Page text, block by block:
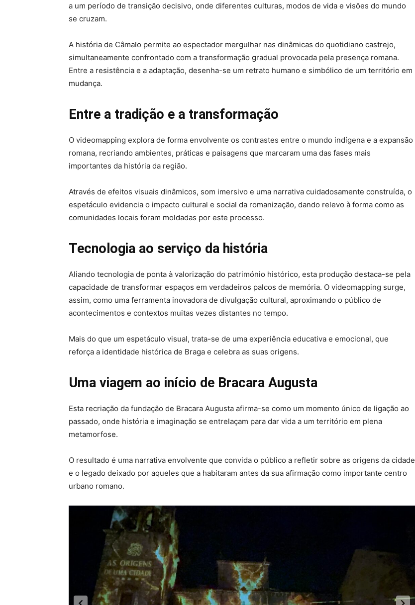
a um período de transição decisivo, onde diferentes culturas, modos de vida e visões do mundo
se cruzam.
A história de Câmalo permite ao espectador mergulhar nas dinâmicas do quotidiano castrejo,
simultaneamente confrontado com a transformação gradual provocada pela presença romana.
Entre a resistência e a adaptação, desenha-se um retrato humano e simbólico de um território em
mudança.
Entre a tradição e a transformação
O videomapping explora de forma envolvente os contrastes entre o mundo indígena e a expansão
romana, recriando ambientes, práticas e paisagens que marcaram uma das fases mais
importantes da história da região.
Através de efeitos visuais dinâmicos, som imersivo e uma narrativa cuidadosamente construída, o
espetáculo evidencia o impacto cultural e social da romanização, dando relevo à forma como as
comunidades locais foram moldadas por este processo.
Tecnologia ao serviço da história
Aliando tecnologia de ponta à valorização do património histórico, esta produção destaca-se pela
capacidade de transformar espaços em verdadeiros palcos de memória. O videomapping surge,
assim, como uma ferramenta inovadora de divulgação cultural, aproximando o público de
acontecimentos e contextos muitas vezes distantes no tempo.
Mais do que um espetáculo visual, trata-se de uma experiência educativa e emocional, que
reforça a identidade histórica de Braga e celebra as suas origens.
Uma viagem ao início de Bracara Augusta
Esta recriação da fundação de Bracara Augusta afirma-se como um momento único de ligação ao
passado, onde história e imaginação se entrelaçam para dar vida a um território em plena
metamorfose.
O resultado é uma narrativa envolvente que convida o público a refletir sobre as origens da cidade
e o legado deixado por aqueles que a habitaram antes da sua afirmação como importante centro
urbano romano.